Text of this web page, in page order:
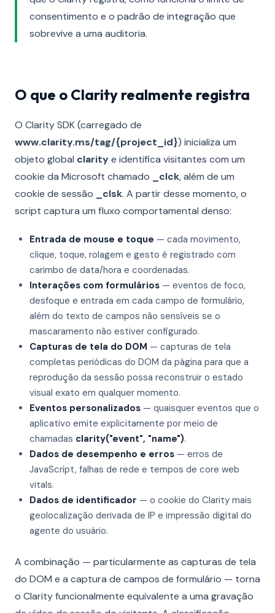
consentimento e o padrão de integração que
sobrevive a uma auditoria.
O que o Clarity realmente registra
O Clarity SDK (carregado de
www.clarity.ms/tag/{project_id}) inicializa um
objeto global claritye identifica visitantes com um
cookie da Microsoft chamado
_clck, além de um
cookie de sessão
_clsk. A partir desse momento, o
script captura um fluxo comportamental denso:
Entrada de mouse e toque — cada movimento,
clique, toque, rolagem e gesto é registrado com
carimbo de data/hora e coordenadas.
Interações com formulários — eventos de foco,
desfoque e entrada em cada campo de formulário,
além do texto de campos não sensíveis se o
mascaramento não estiver configurado.
Capturas de tela do DOM — capturas de tela
completas periódicas do DOM da página para que a
reprodução da sessão possa reconstruir o estado
visual exato em qualquer momento.
Eventos personalizados — quaisquer eventos que o
aplicativo emite explicitamente por meio de
chamadas clarity("event", "name").
Dados de desempenho e erros — erros de
JavaScript, falhas de rede e tempos de core web
vitals.
Dados de identificador — o cookie do Clarity mais
geolocalização derivada de IP e impressão digital do
agente do usuário.
A combinação — particularmente as capturas de tela
do DOM e a captura de campos de formulário — torna
o Clarity funcionalmente equivalente a uma gravação